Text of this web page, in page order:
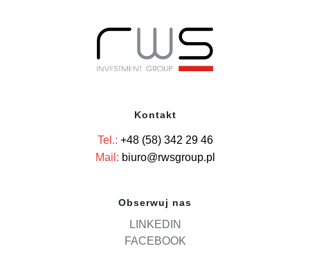
Kontakt
Tel.: +48 (58) 342 29 46
Mail: biuro@rwsgroup.pl
Obserwuj nas
LINKEDIN
FACEBOOK